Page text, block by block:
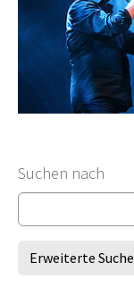
Suchformular
Suchen nach
Erweiterte Suche